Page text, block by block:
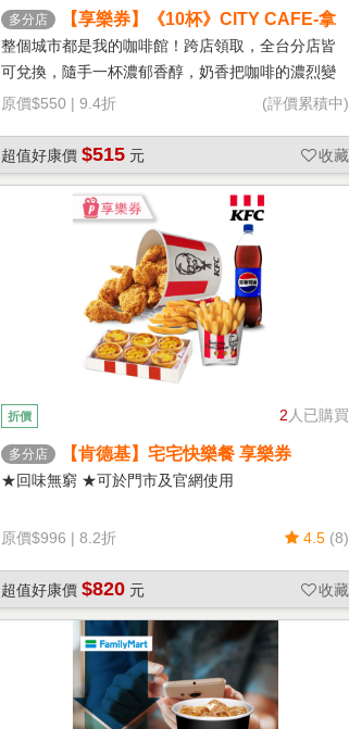
多分店
【享樂券】《10杯》CITY CAFE-拿
鐵(大杯-熱)
整個城市都是我的咖啡館！跨店領取，全台分店皆
可兌換，隨手一杯濃郁香醇，奶香把咖啡的濃烈變
溫柔！
原價$550 | 9.4折 (評價累積中)
超值好康價 $515 元 收藏
2 人已購買
折價
多分店 【肯德基】宅宅快樂餐 享樂券
★回味無窮 ★可於門市及官網使用
原價$996 | 8.2折 4.5 (8)
超值好康價 $820 元 收藏